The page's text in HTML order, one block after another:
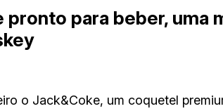
pronto para beber, uma
o Jack&Coke, um coquetel